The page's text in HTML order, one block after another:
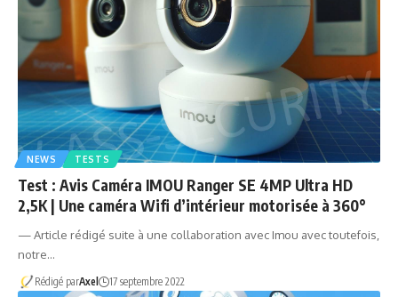
NEWS TESTS
Test : Avis Caméra IMOU Ranger SE 4MP Ultra HD
2,5K | Une caméra Wifi d’intérieur motorisée à 360°
— Article rédigé suite à une collaboration avec Imou avec toutefois,
notre…
Rédigé parAxel 17 septembre 2022